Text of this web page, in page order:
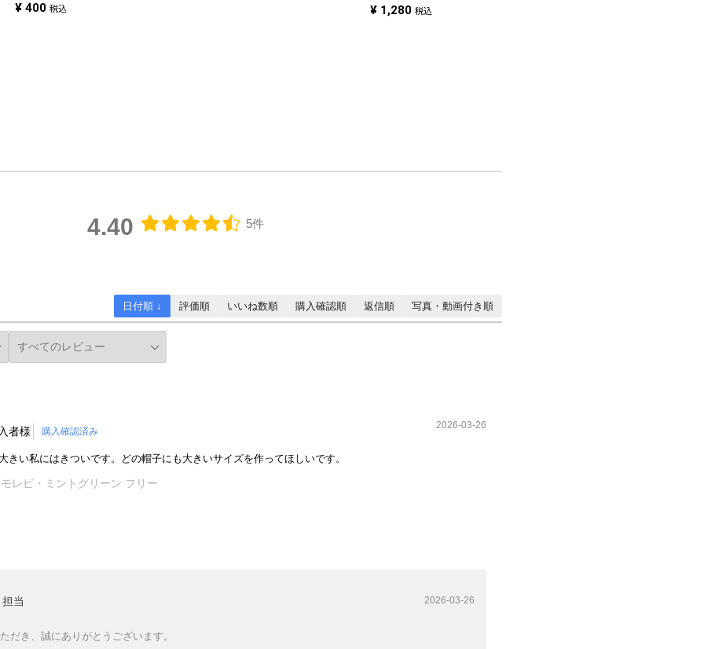
¥ 400 税込
¥ 1,280 税込
4.40 5件
日付順 ↓ 評価順 いいね数順 購入確認順 返信順 写真・動画付き順
者様 購入確認済み
2026-03-26
きい私にはきついです。どの帽子にも大きいサイズを作ってほしいです。
レビ・ミントグリーン フリー
当 2026-03-26
だき、誠にありがとうございます。